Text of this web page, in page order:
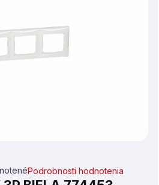
je 0,0 z 5 hviezdičiek.
Podrobnosti hodnotenia